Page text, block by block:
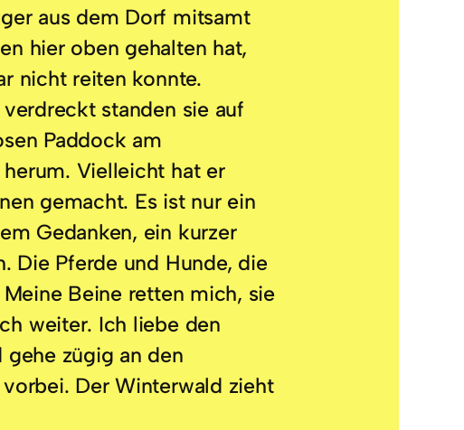
aus dem Dorf mitsamt
hier oben gehalten hat,
nicht reiten konnte.
standen sie auf
Paddock am
Vielleicht hat er
gemacht. Es ist nur ein
Gedanken, ein kurzer
Die Pferde und Hunde, die
Beine retten mich, sie
weiter. Ich liebe den
zügig an den
Der Winterwald zieht